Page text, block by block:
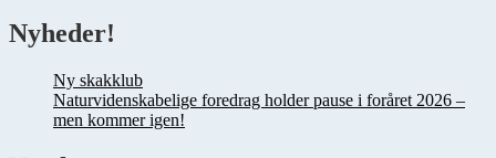
Nyheder!
Ny skakklub
Naturvidenskabelige foredrag holder pause i foråret 2026 –
men kommer igen!